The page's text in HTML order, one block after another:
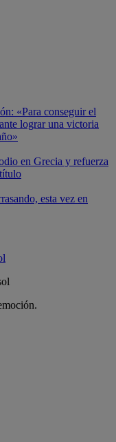
«Para conseguir el
lograr una victoria
en Grecia y refuerza
esta vez en